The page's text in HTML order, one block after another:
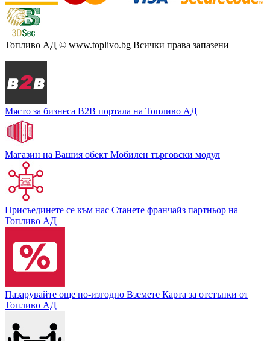
Топливо АД © www.toplivo.bg Всички права запазени
Място за бизнеса В2В портала на Топливо АД
Магазин на Вашия обект Мобилен търговски модул
Присъединете се към нас Станете франчайз партньор на
Топливо АД
Пазарувайте още по-изгодно Вземете Карта за отстъпки от
Топливо АД